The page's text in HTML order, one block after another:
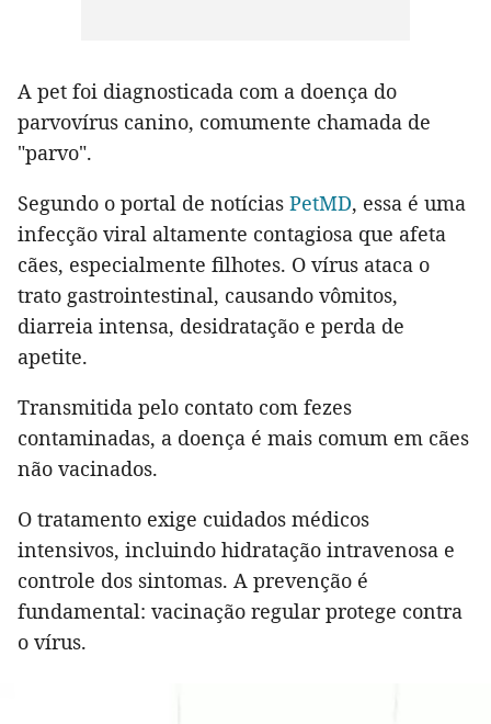
A pet foi diagnosticada com a doença do
parvovírus canino, comumente chamada de
"parvo".
Segundo o portal de notícias PetMD, essa é uma
infecção viral altamente contagiosa que afeta
cães, especialmente filhotes. O vírus ataca o
trato gastrointestinal, causando vômitos,
diarreia intensa, desidratação e perda de
apetite.
Transmitida pelo contato com fezes
contaminadas, a doença é mais comum em cães
não vacinados.
O tratamento exige cuidados médicos
intensivos, incluindo hidratação intravenosa e
controle dos sintomas. A prevenção é
fundamental: vacinação regular protege contra
o vírus.